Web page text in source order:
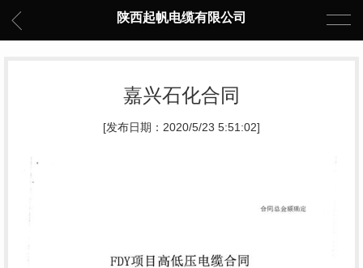
陕西起帆电缆有限公司
嘉兴石化合同
[发布日期：2020/5/23 5:51:02]